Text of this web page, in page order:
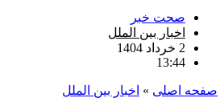
صحت خبر
اخبار بین الملل
2 خرداد 1404
13:44
صفحه اصلی » اخبار بین الملل